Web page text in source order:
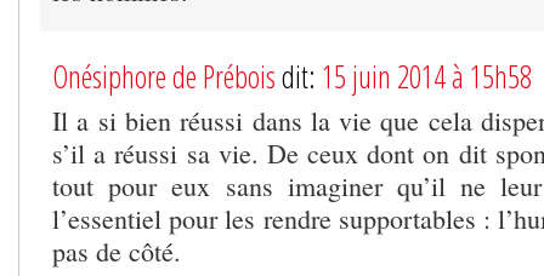
Onésiphore de Préboisdit: 15 juin 2014 à 15h58
Il a si bien réussi dans la vie que cela
s’il a réussi sa vie. De ceux dont on dit
tout pour eux sans imaginer qu’il ne
l’essentiel pour les rendre supportables :
pas de côté.